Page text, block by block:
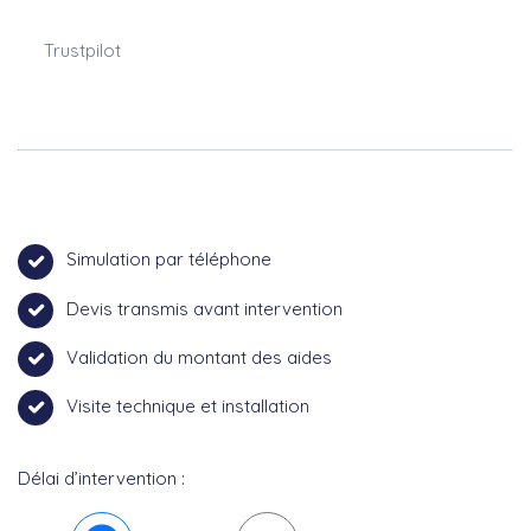
Trustpilot
Simulation par téléphone
Devis transmis avant intervention
Validation du montant des aides
Visite technique et installation
Délai d’intervention :